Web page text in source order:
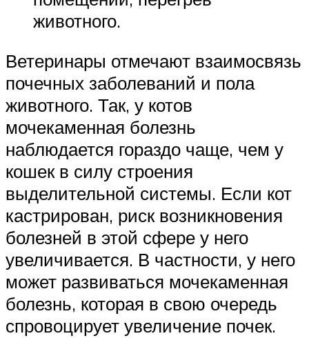
животного.
Ветеринары отмечают взаимосвязь
почечных заболеваний и пола
животного. Так, у котов
мочекаменная болезнь
наблюдается гораздо чаще, чем у
кошек в силу строения
выделительной системы. Если кот
кастрирован, риск возникновения
болезней в этой сфере у него
увеличивается. В частности, у него
может развиваться мочекаменная
болезнь, которая в свою очередь
спровоцирует увеличение почек.